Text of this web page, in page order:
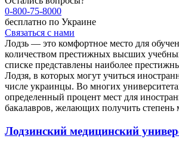
0-800-75-8000
бесплатно по Украине
Связаться с нами
Лодзь — это комфортное место для
количеством престижных высших
списке представлены наиболее
Лодзя, в которых могут учиться
числе украинцы. Во многих
определенный процент мест для
бакалавров, желающих получить степень
Лодзинский медицинский